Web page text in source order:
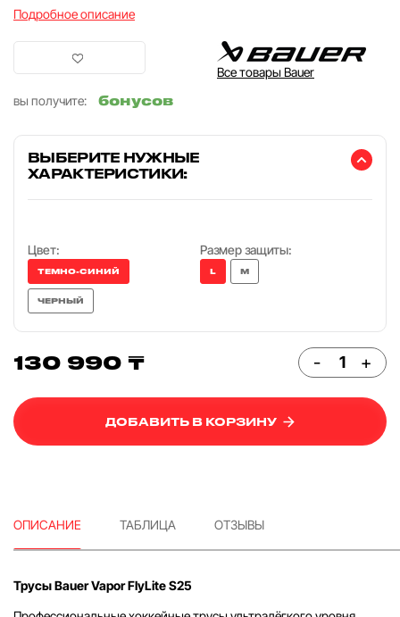
Подробное описание
Все товары Bauer
вы получите:
бонусов
ВЫБЕРИТЕ НУЖНЫЕ
ХАРАКТЕРИСТИКИ:
Цвет:
ТЕМНО-СИНИЙ
ЧЕРНЫЙ
Размер защиты:
L M
130 990 ₸ - +
ДОБАВИТЬ В КОРЗИНУ
ОПИСАНИЕ ТАБЛИЦА ОТЗЫВЫ
Трусы Bauer Vapor FlyLite S25